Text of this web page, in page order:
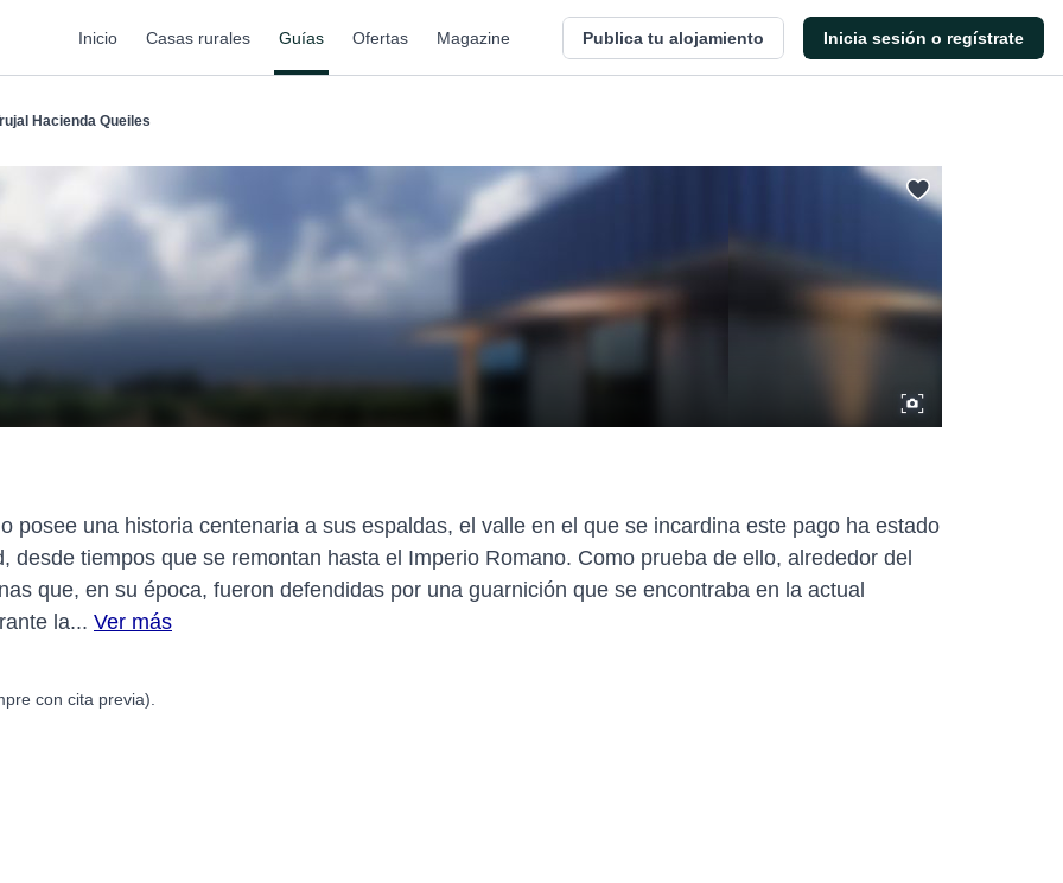
Inicio Casas rurales Guías Ofertas Magazine Publica tu alojamiento Inicia sesión o regístrate
Hacienda Queiles
posee una historia centenaria a sus espaldas, el valle en el que se incardina este pago ha estado
desde tiempos que se remontan hasta el Imperio Romano. Como prueba de ello, alrededor del
que, en su época, fueron defendidas por una guarnición que se encontraba en la actual
la... Ver más
con cita previa).